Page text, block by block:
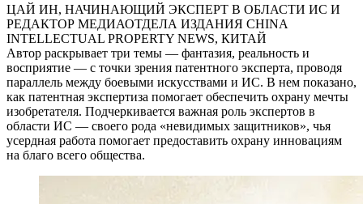
ЦАЙ ИН, НАЧИНАЮЩИЙ ЭКСПЕРТ В ОБЛАСТИ ИС И
РЕДАКТОР МЕДИАОТДЕЛА ИЗДАНИЯ CHINA
INTELLECTUAL PROPERTY NEWS, КИТАЙ
Автор раскрывает три темы — фантазия, реальность и
восприятие — с точки зрения патентного эксперта, проводя
параллель между боевыми искусствами и ИС. В нем показано,
как патентная экспертиза помогает обеспечить охрану мечты
изобретателя. Подчеркивается важная роль экспертов в
области ИС — своего рода «невидимых защитников», чья
усердная работа помогает предоставить охрану инновациям
на благо всего общества.